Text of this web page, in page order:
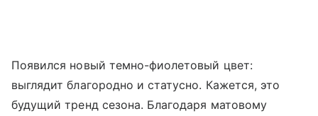
Появился новый темно-фиолетовый цвет:
выглядит благородно и статусно. Кажется, это
будущий тренд сезона. Благодаря матовому